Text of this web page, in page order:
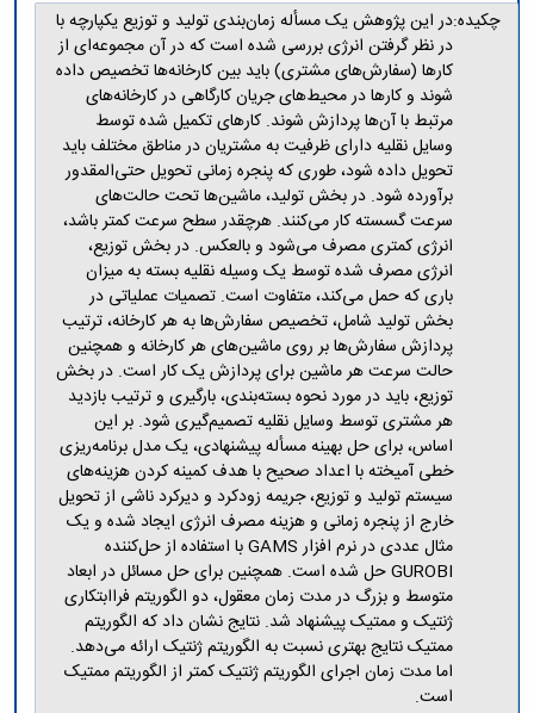
مراکز
مرتبط
بنیاد
ملی
نخبگان
شرکت
های
دانش
بنیان
فرآیندها
آئین
نامه
نامه
های
پژوهشی
فرم
های
پژوهشی
چکیده:در این پژوهش یک مسأله زمان‌بندی تولید و توزیع یکپارچه با
در نظر گرفتن انرژی بررسی شده است که در آن مجموعه‌ای از
کارها (سفارش‌های مشتری) باید بین کارخانه‌ها تخصیص داده
شوند و کارها در محیط‌های جریان کارگاهی در کارخانه‌های
مرتبط با آن‌ها پردازش ‌شوند. کارهای تکمیل شده توسط
وسایل نقلیه دارای ظرفیت به مشتریان در مناطق مختلف باید
تحویل داده شود، طوری که پنجره زمانی تحویل حتی‌المقدور
برآورده شود. در بخش تولید، ماشین‌ها تحت حالت‌های
سرعت گسسته کار می‌کنند. هرچقدر سطح سرعت کمتر باشد،
انرژی کمتری مصرف می‌شود و بالعکس. در بخش توزیع،
انرژی مصرف شده توسط یک وسیله نقلیه بسته به میزان
باری که حمل می‌کند، متفاوت است. تصمیات عملیاتی در
بخش تولید شامل، تخصیص سفارش‌ها به هر کارخانه، ترتیب
پردازش سفارش‌ها بر روی ماشین‌های هر کارخانه و همچنین
حالت سرعت هر ماشین برای پردازش یک کار است. در بخش
توزیع، باید در مورد نحوه بسته‌بندی، بارگیری و ترتیب بازدید
هر مشتری توسط وسایل نقلیه تصمیم‌گیری شود. بر این
اساس، برای حل بهینه مسأله پیشنهادی، یک مدل برنامه‌ریزی
خطی آمیخته با اعداد صحیح با هدف کمینه کردن هزینه‌های
سیستم تولید و توزیع، جریمه زودکرد و دیرکرد ناشی از تحویل
خارج از پنجره زمانی و هزینه مصرف انرژی ایجاد شده و یک
مثال عددی در نرم افزار GAMS با استفاده از حل‌کننده
GUROBI حل شده است. همچنین برای حل مسائل در ابعاد
متوسط و بزرگ در مدت زمان معقول، دو الگوریتم فراابتکاری
ژنتیک و ممتیک پیشنهاد شد. نتایج نشان داد که الگوریتم
ممتیک نتایج بهتری نسبت به الگوریتم ژنتیک ارائه می‌دهد.
اما مدت زمان اجرای الگوریتم ژنتیک کمتر از الگوریتم ممتیک
است.